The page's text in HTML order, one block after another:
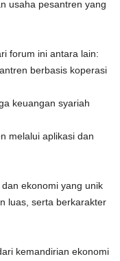
usaha pesantren yang
forum ini antara lain:
berbasis koperasi
keuangan syariah
melalui aplikasi dan
ekonomi yang unik
luas, serta berkarakter
kemandirian ekonomi